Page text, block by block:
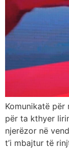
Komunikatë
për ta kthyer
njerëzor në
t’i mbajtur të